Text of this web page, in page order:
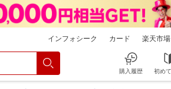
インフォシーク カード 楽天市場
購入履歴 初め